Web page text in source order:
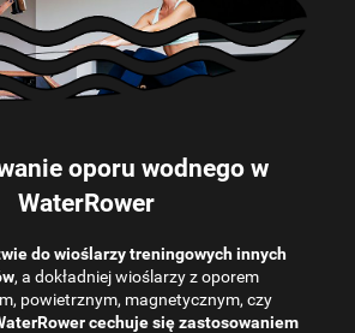
oporu wodnego w
WaterRower
do wioślarzy treningowych innych
, a dokładniej wioślarzy z oporem
powietrznym, magnetycznym, czy
cechuje się zastosowaniem